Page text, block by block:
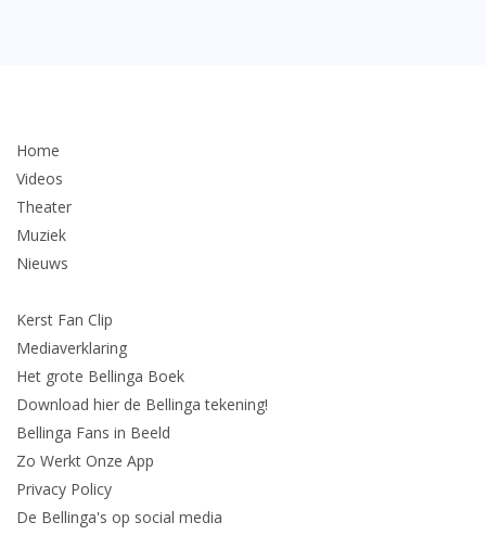
Home
Videos
Theater
Muziek
Nieuws
Kerst Fan Clip
Mediaverklaring
Het grote Bellinga Boek
Download hier de Bellinga tekening!
Bellinga Fans in Beeld
Zo Werkt Onze App
Privacy Policy
De Bellinga's op social media